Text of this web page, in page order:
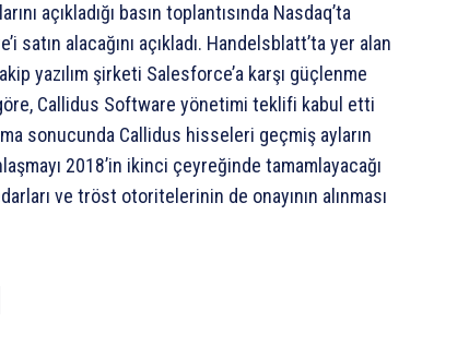
açıkladığı basın toplantısında Nasdaq’ta
alacağını açıkladı. Handelsblatt’ta yer alan
yazılım şirketi Salesforce’a karşı güçlenme
göre, Callidus Software yönetimi teklifi kabul etti
sonucunda Callidus hisseleri geçmiş ayların
2018’in ikinci çeyreğinde tamamlayacağı
ve tröst otoritelerinin de onayının alınması